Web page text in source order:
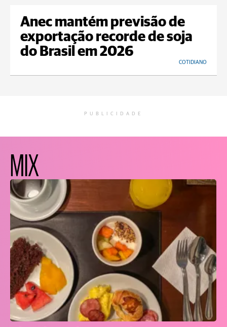
Anec mantém previsão de
exportação recorde de soja
do Brasil em 2026
COTIDIANO
PUBLICIDADE
MIX